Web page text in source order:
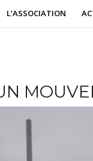
L’ASSOCIATION